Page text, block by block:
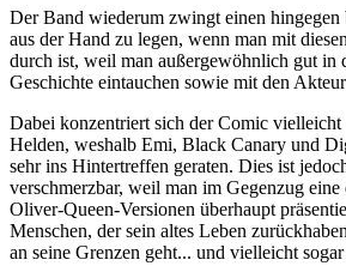
Der Band wiederum zwingt einen hingegen
aus der Hand zu legen, wenn man mit
durch ist, weil man außergewöhnlich gut in
Geschichte eintauchen sowie mit den
Dabei konzentriert sich der Comic vielleicht
Helden, weshalb Emi, Black Canary und
sehr ins Hintertreffen geraten. Dies ist
verschmerzbar, weil man im Gegenzug eine
Oliver-Queen-Versionen überhaupt
Menschen, der sein altes Leben
an seine Grenzen geht... und vielleicht